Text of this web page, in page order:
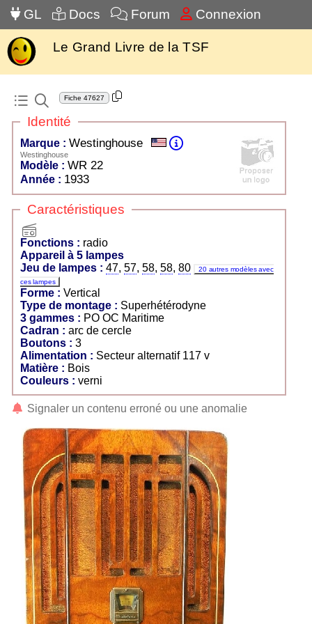
GL Docs Forum Connexion
Le Grand Livre de la TSF
Fiche 47627
Identité
Marque : Westinghouse
Westinghouse
Modèle : WR 22
Année : 1933
Caractéristiques
Fonctions : radio
Appareil à 5 lampes
Jeu de lampes : 47, 57, 58, 58, 80
20 autres modèles avec
ces lampes
Forme : Vertical
Type de montage : Superhétérodyne
3 gammes :
PO OC Maritime
Cadran : arc de cercle
Boutons : 3
Alimentation : Secteur alternatif 117 v
Matière : Bois
Couleurs : verni
Signaler un contenu erroné ou une anomalie